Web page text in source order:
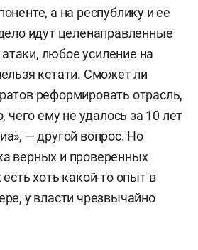
а на республику и ее
идут целенаправленные
любое усиление на
кстати. Сможет ли
реформировать отрасль,
чего ему не удалось за 10 лет
— другой вопрос. Но
верных и проверенных
хоть какой-то опыт в
у власти чрезвычайно